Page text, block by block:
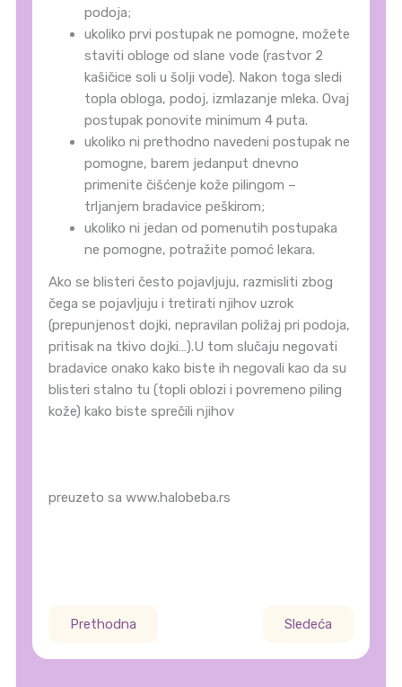
podoja;
ukoliko prvi postupak ne pomogne, možete
staviti obloge od slane vode (rastvor 2
kašičice soli u šolji vode). Nakon toga sledi
topla obloga, podoj, izmlazanje mleka. Ovaj
postupak ponovite minimum 4 puta.
ukoliko ni prethodno navedeni postupak ne
pomogne, barem jedanput dnevno
primenite čišćenje kože pilingom –
trljanjem bradavice peškirom;
ukoliko ni jedan od pomenutih postupaka
ne pomogne, potražite pomoć lekara.
Ako se blisteri često pojavljuju, razmisliti zbog
čega se pojavljuju i tretirati njihov uzrok
(prepunjenost dojki, nepravilan poližaj pri podoja,
pritisak na tkivo dojki…).U tom slučaju negovati
bradavice onako kako biste ih negovali kao da su
blisteri stalno tu (topli oblozi i povremeno piling
kože) kako biste sprečili njihov
preuzeto sa www.halobeba.rs
Prethodna Sledeća